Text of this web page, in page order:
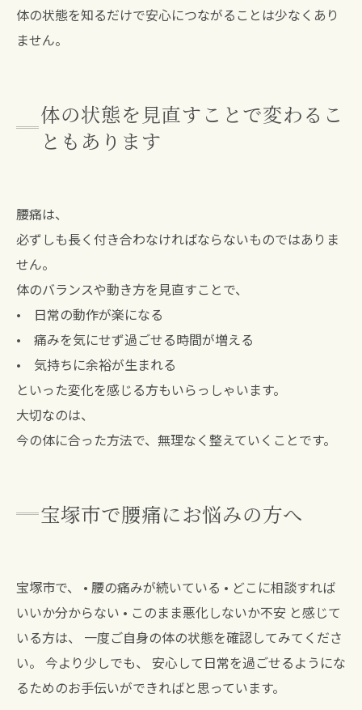
体の状態を知るだけで安心につながることは少なくあり
ません。
体の状態を見直すことで変わるこ
ともあります
腰痛は、
必ずしも長く付き合わなければならないものではありま
せん。
体のバランスや動き方を見直すことで、
• 日常の動作が楽になる
• 痛みを気にせず過ごせる時間が増える
• 気持ちに余裕が生まれる
といった変化を感じる方もいらっしゃいます。
大切なのは、
今の体に合った方法で、無理なく整えていくことです。
宝塚市で腰痛にお悩みの方へ
宝塚市で、 • 腰の痛みが続いている • どこに相談すれば
いいか分からない • このまま悪化しないか不安 と感じて
いる方は、 一度ご自身の体の状態を確認してみてくださ
い。 今より少しでも、 安心して日常を過ごせるようにな
るためのお手伝いができればと思っています。